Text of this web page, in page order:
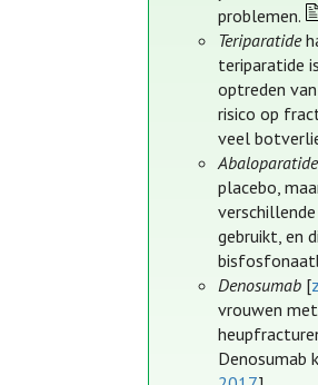
problemen.
Teriparatide
teriparatide
optreden
risico op
veel
Abaloparatide
placebo,
gebruikt, en
Denosumab [
vrouwen
Denosumab